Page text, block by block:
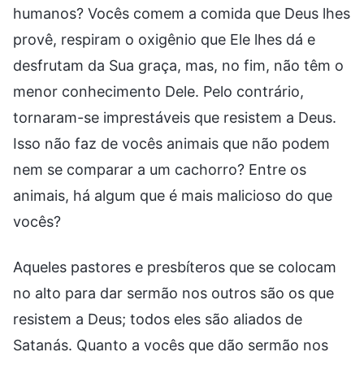
humanos? Vocês comem a comida que Deus lhes
provê, respiram o oxigênio que Ele lhes dá e
desfrutam da Sua graça, mas, no fim, não têm o
menor conhecimento Dele. Pelo contrário,
tornaram-se imprestáveis que resistem a Deus.
Isso não faz de vocês animais que não podem
nem se comparar a um cachorro? Entre os
animais, há algum que é mais malicioso do que
vocês?
Aqueles pastores e presbíteros que se colocam
no alto para dar sermão nos outros são os que
resistem a Deus; todos eles são aliados de
Satanás. Quanto a vocês que dão sermão nos